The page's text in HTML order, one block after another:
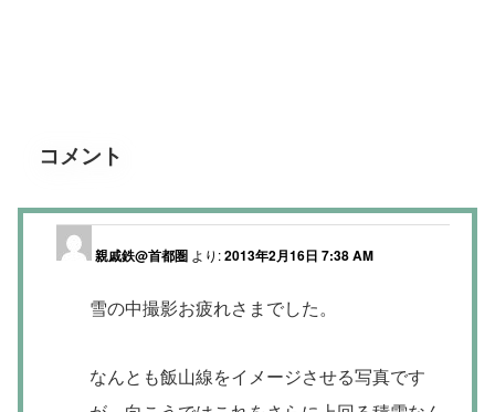
コメント
親戚鉄@首都圏 より:2013年2月16日 7:38 AM
雪の中撮影お疲れさまでした。
なんとも飯山線をイメージさせる写真です